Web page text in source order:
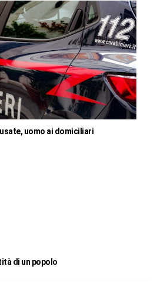
uomo ai domiciliari
di un popolo